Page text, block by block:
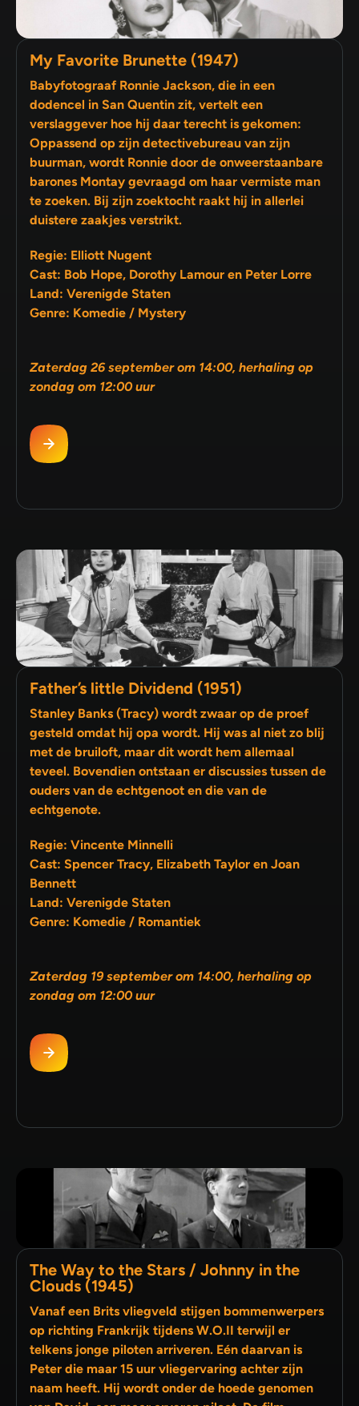
My Favorite Brunette (1947)
Babyfotograaf Ronnie Jackson, die in een
dodencel in San Quentin zit, vertelt een
verslaggever hoe hij daar terecht is gekomen:
Oppassend op zijn detectivebureau van zijn
buurman, wordt Ronnie door de onweerstaanbare
barones Montay gevraagd om haar vermiste man
te zoeken. Bij zijn zoektocht raakt hij in allerlei
duistere zaakjes verstrikt.
Regie: Elliott Nugent
Cast: Bob Hope, Dorothy Lamour en Peter Lorre
Land: Verenigde Staten
Genre: Komedie / Mystery
Zaterdag 26 september om 14:00, herhaling op
zondag om 12:00 uur
Father’s little Dividend (1951)
Stanley Banks (Tracy) wordt zwaar op de proef
gesteld omdat hij opa wordt. Hij was al niet zo blij
met de bruiloft, maar dit wordt hem allemaal
teveel. Bovendien ontstaan er discussies tussen de
ouders van de echtgenoot en die van de
echtgenote.
Regie: Vincente Minnelli
Cast: Spencer Tracy, Elizabeth Taylor en Joan
Bennett
Land: Verenigde Staten
Genre: Komedie / Romantiek
Zaterdag 19 september om 14:00, herhaling op
zondag om 12:00 uur
The Way to the Stars / Johnny in the
Clouds (1945)
Vanaf een Brits vliegveld stijgen bommenwerpers
op richting Frankrijk tijdens W.O.II terwijl er
telkens jonge piloten arriveren. Eén daarvan is
Peter die maar 15 uur vliegervaring achter zijn
naam heeft. Hij wordt onder de hoede genomen